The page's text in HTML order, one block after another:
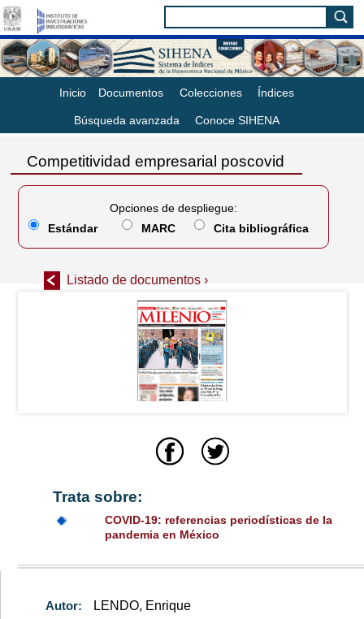
Inicio Documentos Colecciones Índices
Búsqueda avanzada Conoce SIHENA
Competitividad empresarial poscovid
Listado de documentos ›
Opciones de despliegue:
Estándar
MARC Cita bibliográfica
Trata sobre:
COVID-19: referencias periodísticas de la
pandemia en México
Autor:
LENDO, Enrique